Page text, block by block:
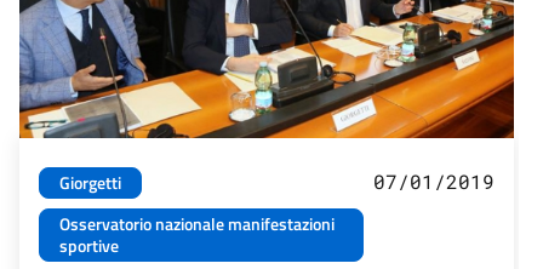
Giorgetti
Osservatorio nazionale manifestazioni
sportive
07/01/2019